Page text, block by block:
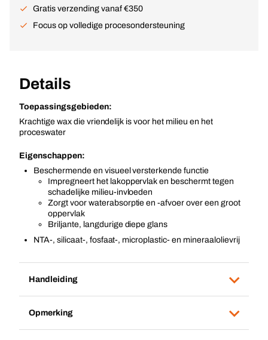
Gratis verzending vanaf €350
Focus op volledige procesondersteuning
Details
Toepassingsgebieden:
Krachtige wax die vriendelijk is voor het milieu en het
proceswater
Eigenschappen:
Beschermende en visueel versterkende functie
Impregneert het lakoppervlak en beschermt tegen
schadelijke milieu-invloeden
Zorgt voor waterabsorptie en -afvoer over een groot
oppervlak
Briljante, langdurige diepe glans
NTA-, silicaat-, fosfaat-, microplastic- en mineraalolievrij
Handleiding
Opmerking